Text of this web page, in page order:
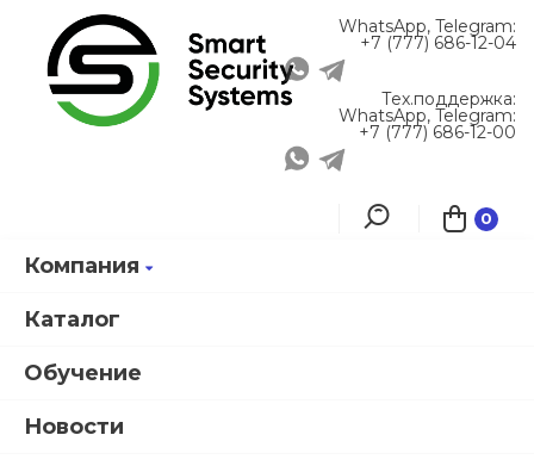
Компания
Каталог
Обучение
Новости
0
WhatsApp, Telegram:
+7 (777) 686-12-04
Тех.поддержка:
WhatsApp, Telegram:
+7 (777) 686-12-00
Охранная сигнализация в здании и на улице